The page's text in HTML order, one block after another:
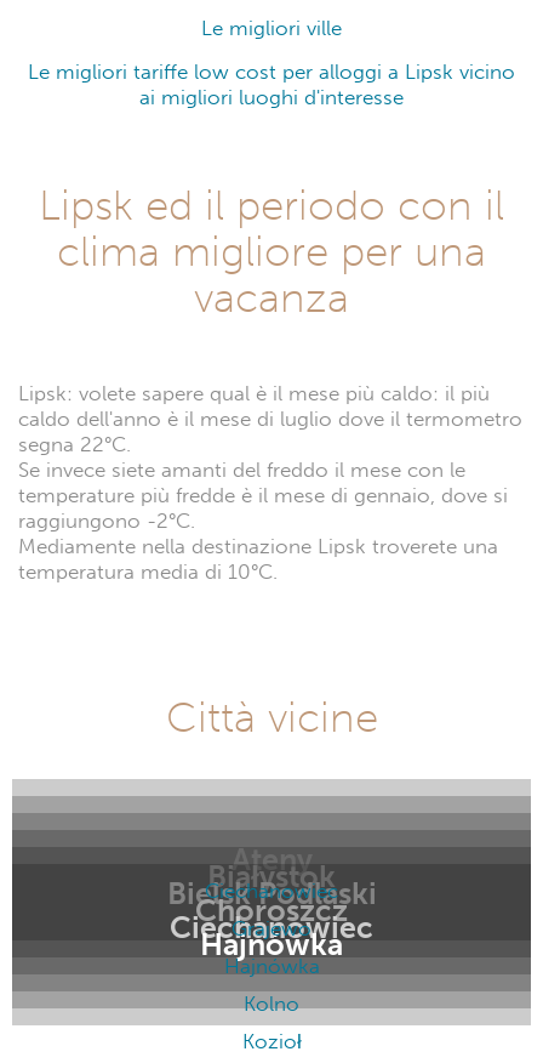
Le migliori ville
Le migliori tariffe low cost per alloggi a Lipsk vicino
ai migliori luoghi d'interesse
Lipsk ed il periodo con il
clima migliore per una
vacanza
Lipsk: volete sapere qual è il mese più caldo: il più
caldo dell'anno è il mese di luglio dove il termometro
segna 22°C.
Se invece siete amanti del freddo il mese con le
temperature più fredde è il mese di gennaio, dove si
raggiungono -2°C.
Mediamente nella destinazione Lipsk troverete una
temperatura media di 10°C.
Città vicine
Ateny
Białystok
Bielsk Podlaski
Choroszcz
Ciechanowiec
Hajnówka
Ciechanowiec
Grajewo
Hajnówka
Kolno
Kozioł